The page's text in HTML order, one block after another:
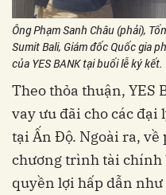
Ông Phạm Sanh Châu (phải),
Sumit Bali, Giám đốc Quốc gia
của YES BANK tại buổi lễ ký kết.
Theo thỏa thuận, YES
vay ưu đãi cho các đại
tại Ấn Độ. Ngoài ra,
chương trình tài
quyền lợi hấp dẫn